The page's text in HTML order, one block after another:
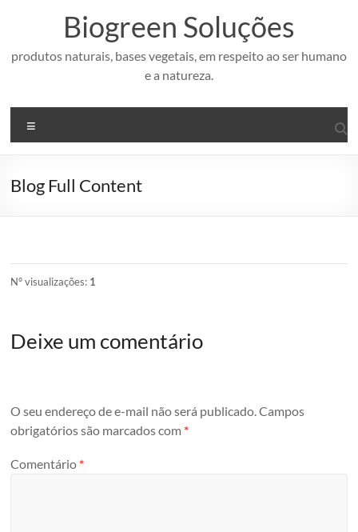
conteúdo
Biogreen Soluções
produtos naturais, bases vegetais, em respeito ao ser humano
e a natureza.
Blog Full Content
Nº visualizações: 1
Deixe um comentário
O seu endereço de e-mail não será publicado.Campos
obrigatórios são marcados com *
Comentário *